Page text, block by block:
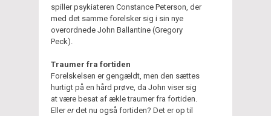
spiller psykiateren Constance Peterson, der
med det samme forelsker sig i sin nye
overordnede John Ballantine (Gregory
Peck).
Traumer fra fortiden
Forelskelsen er gengældt, men den sættes
hurtigt på en hård prøve, da John viser sig
at være besat af ækle traumer fra fortiden.
Ellererdet nu også fortiden? Det er op til